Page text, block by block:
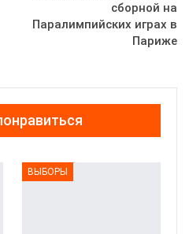
сборной на
Паралимпийских играх в
Париже
ВЫБОРЫ